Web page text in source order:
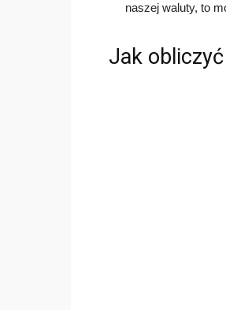
naszej waluty, to
Jak